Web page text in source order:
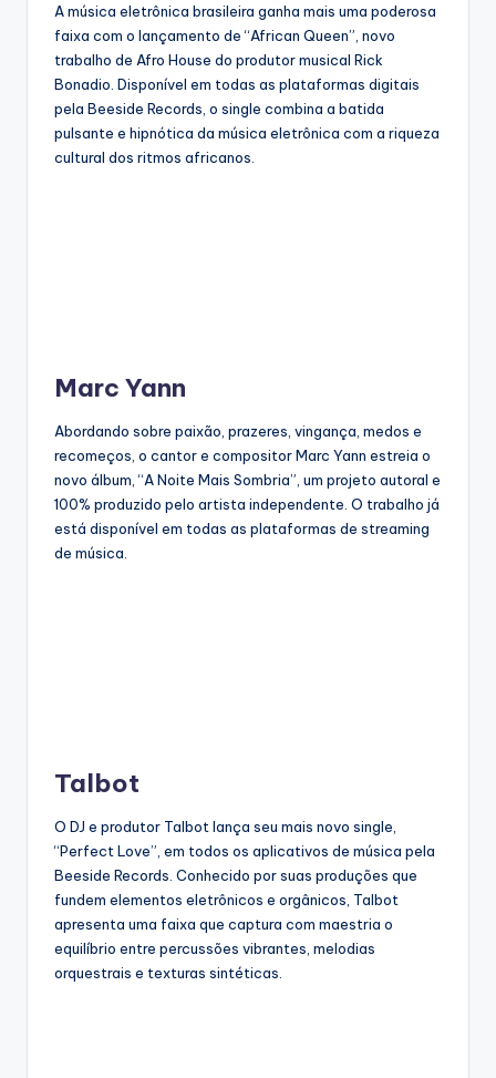
A música eletrônica brasileira ganha mais uma poderosa
faixa com o lançamento de “African Queen”, novo
trabalho de Afro House do produtor musical Rick
Bonadio. Disponível em todas as plataformas digitais
pela Beeside Records, o single combina a batida
pulsante e hipnótica da música eletrônica com a riqueza
cultural dos ritmos africanos.
Marc Yann
Abordando sobre paixão, prazeres, vingança, medos e
recomeços, o cantor e compositor Marc Yann estreia o
novo álbum, “A Noite Mais Sombria”, um projeto autoral e
100% produzido pelo artista independente. O trabalho já
está disponível em todas as plataformas de streaming
de música.
Talbot
O DJ e produtor Talbot lança seu mais novo single,
“Perfect Love”, em todos os aplicativos de música pela
Beeside Records. Conhecido por suas produções que
fundem elementos eletrônicos e orgânicos, Talbot
apresenta uma faixa que captura com maestria o
equilíbrio entre percussões vibrantes, melodias
orquestrais e texturas sintéticas.